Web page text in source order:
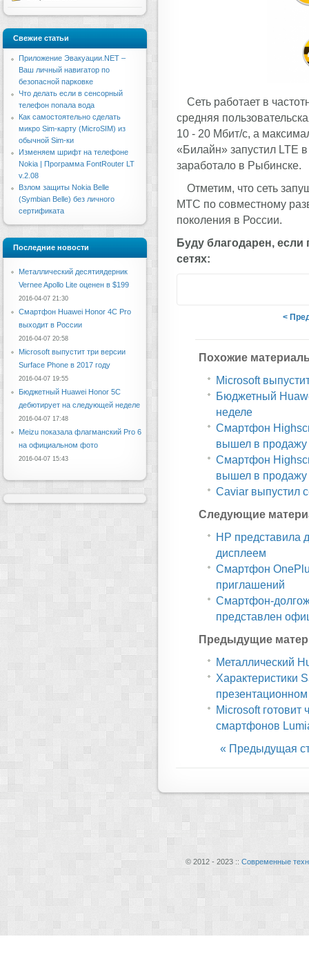
Сеть работает в
средняя
10 - 20 Мбит/с, а
«Билайн» запустил LTE
заработало в Рыбинске.
Отметим, что сеть
МТС по совместному
поколения в России.
Буду благодарен, если
сетях:
<
Похожие
Microsoft
Бюджетный
неделе
Смартфон
вышел в продажу
Смартфон
вышел в продажу
Caviar выпустил
Следующие
HP представила
дисплеем
Смартфон
приглашений
Смартфон-
представлен
Предыдущие
Металлический
Характеристики
Microsoft
смартфонов
« Предыдущая
Свежие статьи
Приложение Эвакуации.NET –
Ваш личный навигатор по
безопасной парковке
Что делать если в сенсорный
телефон попала вода
Как самостоятельно сделать
микро Sim-карту (MicroSIM) из
обычной Sim-ки
Изменяем шрифт на телефоне
Nokia | Программа FontRouter LT
v.2.08
Взлом защиты Nokia Belle
(Symbian Belle) без личного
сертификата
Последние новости
Металлический десятиядерник
Vernee Apollo Lite оценен в $199
2016-04-07 21:30
Смартфон Huawei Honor 4C Pro
выходит в России
2016-04-07 20:58
Microsoft выпустит три версии
Surface Phone в 2017 году
2016-04-07 19:55
Бюджетный Huawei Honor 5C
дебютирует на следующей неделе
2016-04-07 17:48
Meizu показала флагманский Pro 6
на официальном фото
2016-04-07 15:43
© 2012 - 2023 :: Современные